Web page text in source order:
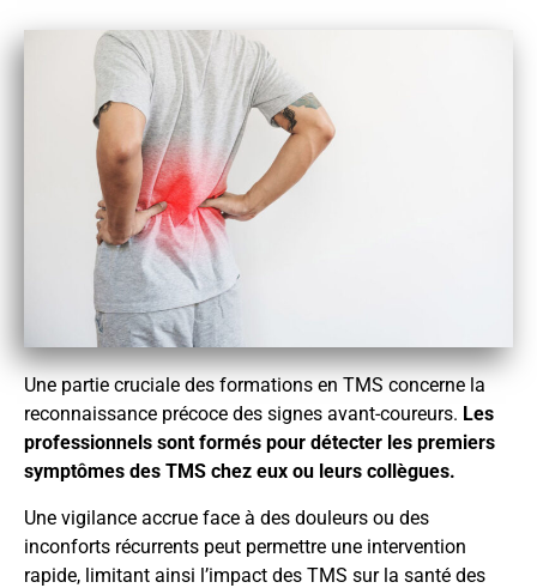
Une partie cruciale des formations en TMS concerne la
reconnaissance précoce des signes avant-coureurs. Les
professionnels sont formés pour détecter les premiers
symptômes des TMS chez eux ou leurs collègues.
Une vigilance accrue face à des douleurs ou des
inconforts récurrents peut permettre une intervention
rapide, limitant ainsi l’impact des TMS sur la santé des